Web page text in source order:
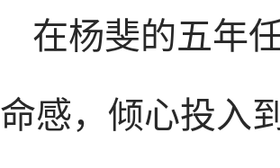
在杨斐的五年
命感，倾心投入